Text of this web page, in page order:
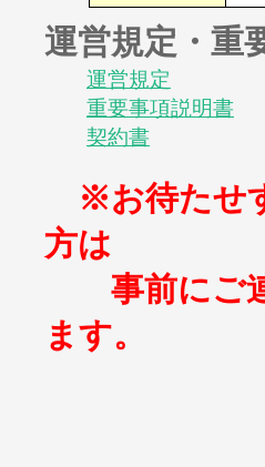
運営規定・重
運営規定
重要事項説明書
契約書
※お待たせ
方は
事前にご連
ます。